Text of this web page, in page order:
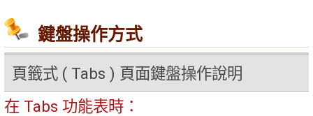
鍵盤操作方式
頁籤式 ( Tabs ) 頁面鍵盤操作說明
在 Tabs 功能表時：